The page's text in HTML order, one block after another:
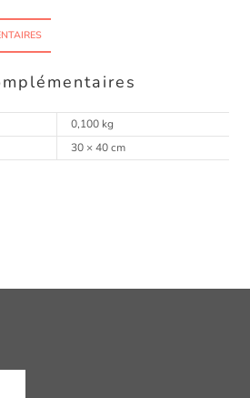
0,100 kg
30 × 40 cm